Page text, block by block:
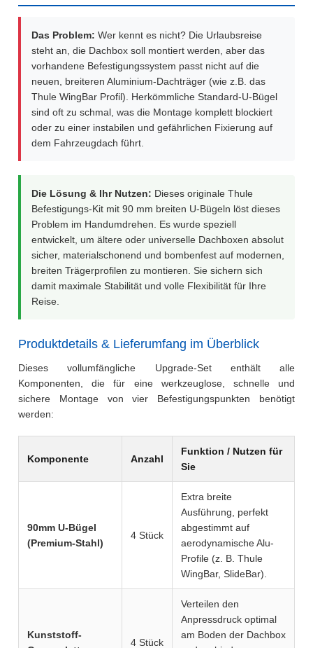
Das Problem: Wer kennt es nicht? Die Urlaubsreise
steht an, die Dachbox soll montiert werden, aber das
vorhandene Befestigungssystem passt nicht auf die
neuen, breiteren Aluminium-Dachträger (wie z.B. das
Thule WingBar Profil). Herkömmliche Standard-U-Bügel
sind oft zu schmal, was die Montage komplett blockiert
oder zu einer instabilen und gefährlichen Fixierung auf
dem Fahrzeugdach führt.
Die Lösung & Ihr Nutzen: Dieses originale Thule
Befestigungs-Kit mit 90 mm breiten U-Bügeln löst dieses
Problem im Handumdrehen. Es wurde speziell
entwickelt, um ältere oder universelle Dachboxen absolut
sicher, materialschonend und bombenfest auf modernen,
breiten Trägerprofilen zu montieren. Sie sichern sich
damit maximale Stabilität und volle Flexibilität für Ihre
Reise.
Produktdetails & Lieferumfang im Überblick
Dieses vollumfängliche Upgrade-Set enthält alle
Komponenten, die für eine werkzeuglose, schnelle und
sichere Montage von vier Befestigungspunkten benötigt
werden:
Komponente Anzahl
Funktion / Nutzen für
Sie
90mm U-Bügel
(Premium-Stahl)
4 Stück
Extra breite
Ausführung, perfekt
abgestimmt auf
aerodynamische Alu-
Profile (z. B. Thule
WingBar, SlideBar).
Kunststoff-
4 Stück
Verteilen den
Anpressdruck optimal
am Boden der Dachbox